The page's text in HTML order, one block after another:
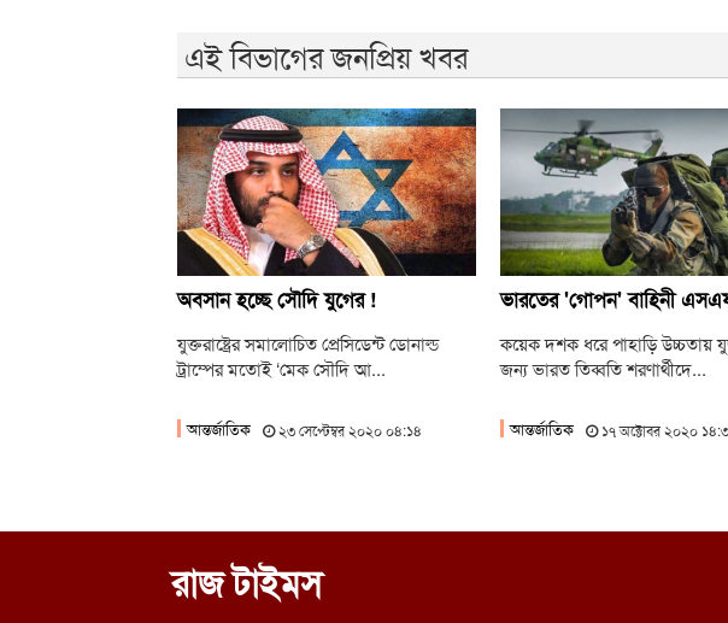
এই বিভাগের জনপ্রিয় খবর
অবসান হচ্ছে সৌদি যুগের !
যুক্তরাষ্ট্রের সমালোচিত প্রেসিডেন্ট ডোনাল্ড
ট্রাম্পের মতোই ‘মেক সৌদি আ...
আন্তর্জাতিক ২৩ সেপ্টেম্বর ২০২০ ০৪:১৪
ভারতের 'গোপন' বাহিনী
কয়েক দশক ধরে পাহাড়ি উচ্চতায়
জন্য ভারত তিব্বতি শরণার্থীদে...
আন্তর্জাতিক ১৭ অক্টোবর ২০২০
রাজ টাইমস